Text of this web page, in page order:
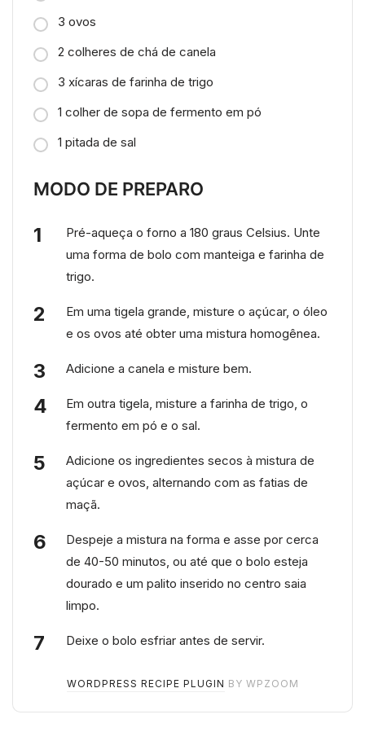
3 ovos
2 colheres de chá de canela
3 xícaras de farinha de trigo
1 colher de sopa de fermento em pó
1 pitada de sal
MODO DE PREPARO
Pré-aqueça o forno a 180 graus Celsius. Unte
uma forma de bolo com manteiga e farinha de
trigo.
Em uma tigela grande, misture o açúcar, o óleo
e os ovos até obter uma mistura homogênea.
Adicione a canela e misture bem.
Em outra tigela, misture a farinha de trigo, o
fermento em pó e o sal.
Adicione os ingredientes secos à mistura de
açúcar e ovos, alternando com as fatias de
maçã.
Despeje a mistura na forma e asse por cerca
de 40-50 minutos, ou até que o bolo esteja
dourado e um palito inserido no centro saia
limpo.
Deixe o bolo esfriar antes de servir.
WORDPRESS RECIPE PLUGIN BY WPZOOM